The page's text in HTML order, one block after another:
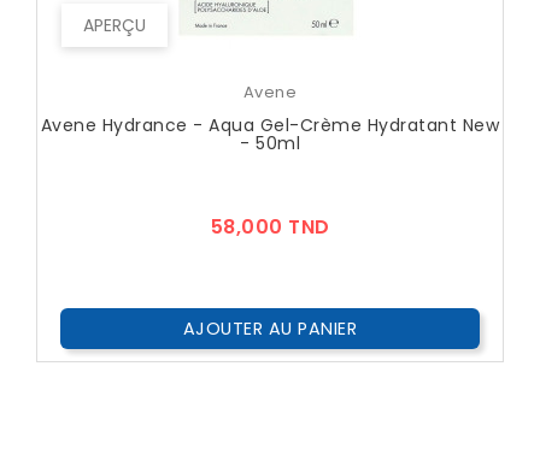
APERÇU
Avene
Avene Hydrance - Aqua Gel-Crème Hydratant New
- 50ml
58,000 TND
AJOUTER AU PANIER